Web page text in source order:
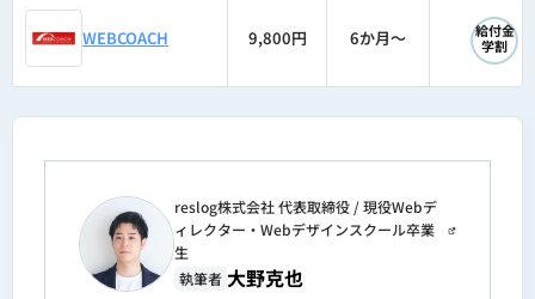
WEBCOACH 9,800円 6か月〜 ◯
給付金
学割
reslog株式会社 代表取締役 / 現役Webデ
ィレクター・Webデザインスクール卒業
生
執筆者 大野克也